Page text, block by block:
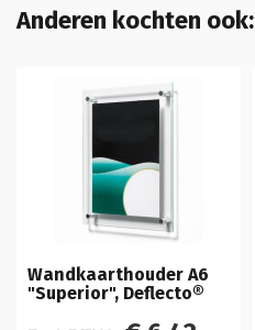
Anderen kochten ook:
Wandkaarthouder A6
"Superior", Deflecto®